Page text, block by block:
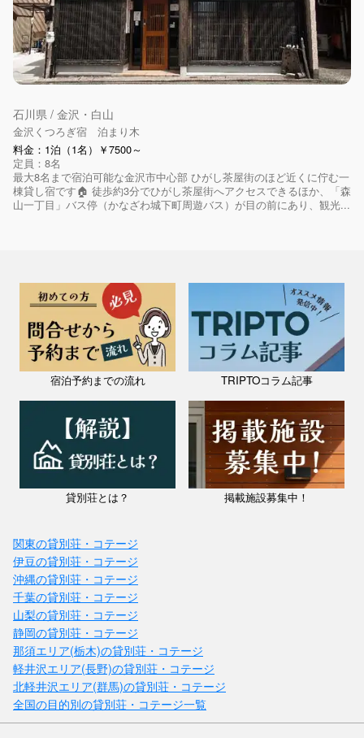
石川県 / 金沢・白山
金沢くつろぎ宿 泊まり木
料金：1泊（1名）￥7500～
定員：8名
最大8名まで宿泊可能な金沢市中心部 ひがし茶屋街のほど近くに佇む一
棟貸し宿です🏠 徒歩約3分でひがし茶屋街へアクセスできるほか、「森
山一丁目」バス停（かなざわ城下町周遊バス）が目の前にあり、観光...
宿泊予約までの流れ TRIPTOコラム記事
貸別荘とは？ 掲載施設募集中！
関東の貸別荘・コテージ
伊豆の貸別荘・コテージ
沖縄の貸別荘・コテージ
千葉の貸別荘・コテージ
山梨の貸別荘・コテージ
静岡の貸別荘・コテージ
那須エリア(栃木)の貸別荘・コテージ
軽井沢エリア(長野)の貸別荘・コテージ
北軽井沢エリア(群馬)の貸別荘・コテージ
全国の目的別の貸別荘・コテージ一覧